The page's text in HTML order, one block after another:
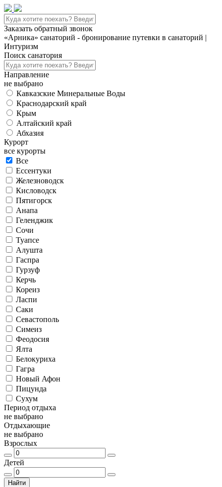
Заказать обратный звонок
«Арника» санаторий - бронирование путевки в санаторий |
Интуризм
Поиск санатория
Направление
не выбрано
Кавказские Минеральные Воды
Краснодарский край
Крым
Алтайский край
Абхазия
Курорт
все курорты
Все
Ессентуки
Железноводск
Кисловодск
Пятигорск
Анапа
Геленджик
Сочи
Туапсе
Алушта
Гаспра
Гурзуф
Керчь
Кореиз
Ласпи
Саки
Севастополь
Симеиз
Феодосия
Ялта
Белокуриха
Гагра
Новый Афон
Пицунда
Сухум
Период отдыха
не выбрано
Отдыхающие
не выбрано
Взрослых
Детей
Найти